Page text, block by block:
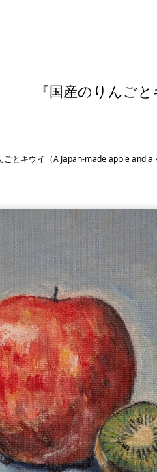
『国産のりんご
ごとキウイ（A Japan-made apple and a